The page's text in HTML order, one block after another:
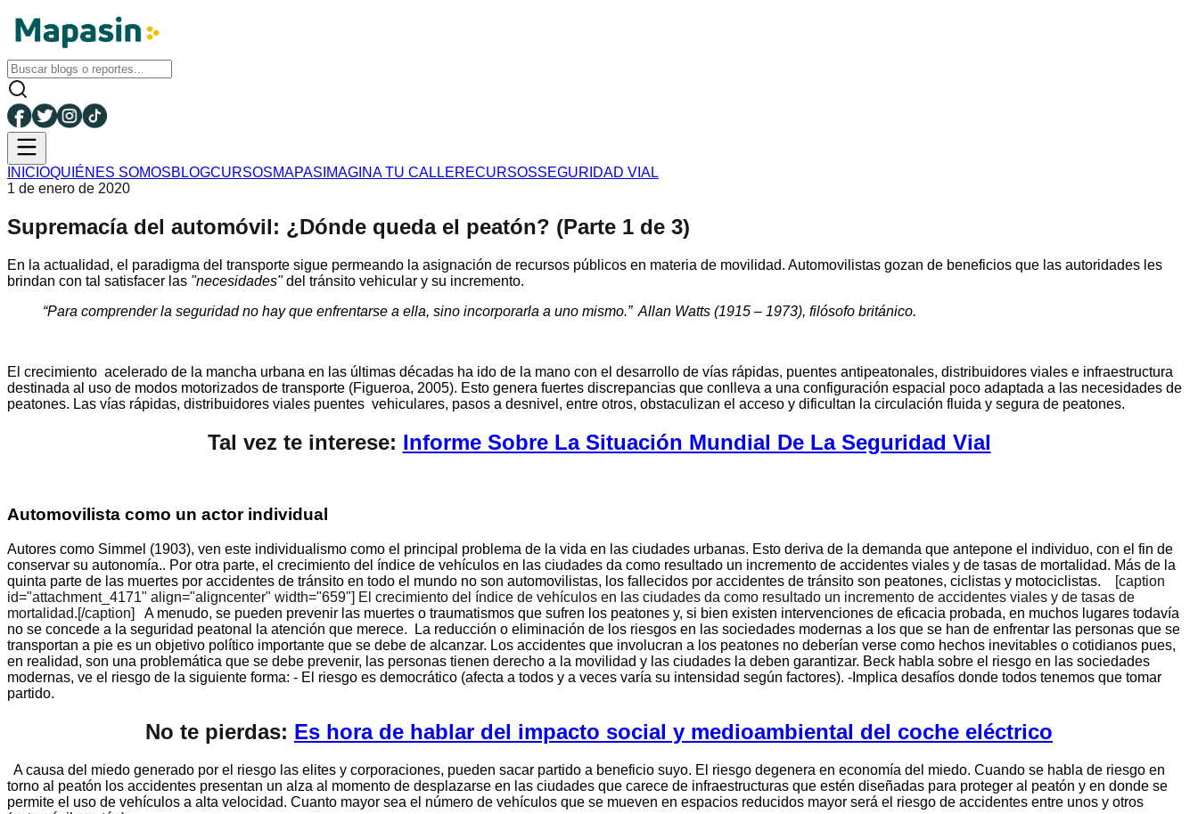
INICIOQUIÉNES SOMOSBLOGCURSOSMAPAS IMAGINA TU CALLERECURSOSSEGURIDAD VIAL
1 de enero de 2020
Supremacía del automóvil: ¿Dónde queda el peatón? (Parte 1 de 3)
En la actualidad, el paradigma del transporte sigue permeando la asignación de recursos públicos en materia de movilidad. Automovilistas gozan de beneficios que las autoridades les
brindan con tal satisfacer las "necesidades"del tránsito vehicular y su incremento.
“Para comprender la seguridad no hay que enfrentarse a ella, sino incorporarla a uno mismo.” Allan Watts (1915 – 1973), filósofo británico.
El crecimiento acelerado de la mancha urbana en las últimas décadas ha ido de la mano con el desarrollo de vías rápidas, puentes antipeatonales, distribuidores viales e infraestructura
destinada al uso de modos motorizados de transporte (Figueroa, 2005). Esto genera fuertes discrepancias que conlleva a una configuración espacial poco adaptada a las necesidades de
peatones. Las vías rápidas, distribuidores viales puentes vehiculares, pasos a desnivel, entre otros, obstaculizan el acceso y dificultan la circulación fluida y segura de peatones.
Tal vez te interese: Informe Sobre La Situación Mundial De La Seguridad Vial
Automovilista como un actor individual
Autores como Simmel (1903), ven este individualismo como el principal problema de la vida en las ciudades urbanas. Esto deriva de la demanda que antepone el individuo, con el fin de
conservar su autonomía.. Por otra parte, el crecimiento del índice de vehículos en las ciudades da como resultado un incremento de accidentes viales y de tasas de mortalidad. Más de la
quinta parte de las muertes por accidentes de tránsito en todo el mundo no son automovilistas, los fallecidos por accidentes de tránsito son peatones, ciclistas y motociclistas.
[caption
id="attachment_4171" align="aligncenter" width="659"] El crecimiento del índice de vehículos en las ciudades da como resultado un incremento de accidentes viales y de tasas de
mortalidad.[/caption] A menudo, se pueden prevenir las muertes o traumatismos que sufren los peatones y, si bien existen intervenciones de eficacia probada, en muchos lugares todavía
no se concede a la seguridad peatonal la atención que merece.
La reducción o eliminación de los riesgos en las sociedades modernas a los que se han de enfrentar las personas que se
transportan a pie es un objetivo político importante que se debe de alcanzar. Los accidentes que involucran a los peatones no deberían verse como hechos inevitables o cotidianos pues,
en realidad, son una problemática que se debe prevenir, las personas tienen derecho a la movilidad y las ciudades la deben garantizar. Beck habla sobre el riesgo en las sociedades
modernas, ve el riesgo de la siguiente forma: - El riesgo es democrático (afecta a todos y a veces varía su intensidad según factores). -Implica desafíos donde todos tenemos que tomar
partido.
No te pierdas: Es hora de hablar del impacto social y medioambiental del coche eléctrico
A causa del miedo generado por el riesgo las elites y corporaciones, pueden sacar partido a beneficio suyo. El riesgo degenera en economía del miedo. Cuando se habla de riesgo en
torno al peatón los accidentes presentan un alza al momento de desplazarse en las ciudades que carece de infraestructuras que estén diseñadas para proteger al peatón y en donde se
permite el uso de vehículos a alta velocidad. Cuanto mayor sea el número de vehículos que se mueven en espacios reducidos mayor será el riesgo de accidentes entre unos y otros